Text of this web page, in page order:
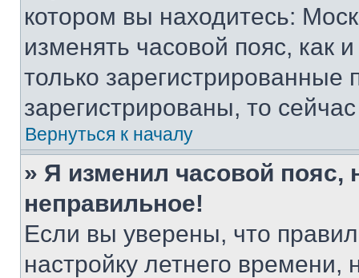
котором вы находитесь:
изменять часовой пояс, как
только
зарегистрированы, то
Вернуться к началу
» Я изменил часовой пояс,
неправильное!
Если вы уверены, что
настройку летнего